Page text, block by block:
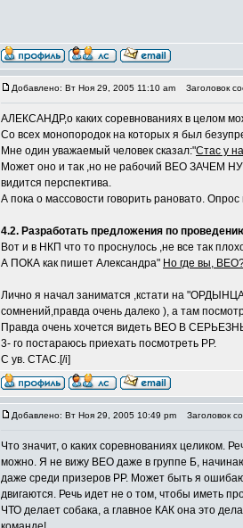
Добавлено: Вт Ноя 29, 2005 11:10 am Заголовок
АЛЕКСАНДР,о каких соревнованиях в целом
Со всех монопородок на которых я был
Мне один уважаемый человек сказал:"Стас у
Может оно и так ,но не рабочий ВЕО ЗАЧЕМ
видится перспектива.
А пока о массовости говорить рановато.
4.2. Разработать предложения по
Вот и в НКП что то проснулось ,не все так
А ПОКА как пишет Александра" Но где вы,
Лично я начал заниматся ,кстати на
сомнений,правда очень далеко ), а там
Правда очень хочется видеть ВЕО В
3- го постараюсь приехать посмотреть РР.
С ув. СТАС.[/i]
Добавлено: Вт Ноя 29, 2005 10:49 pm Заголовок
Что значит, о каких соревнованиях целиком.
можно. Я не вижу ВЕО даже в группе Б,
даже среди призеров РР. Может быть я
двигаются. Речь идет не о том, чтобы иметь
ЧТО делает собака, а главное КАК она это